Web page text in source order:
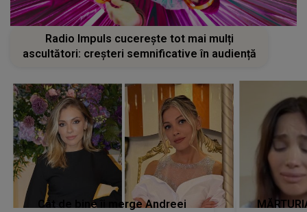
Radio Impuls cucerește tot mai mulți
ascultători: creșteri semnificative în audiență
Cât de bine îi merge Andreei